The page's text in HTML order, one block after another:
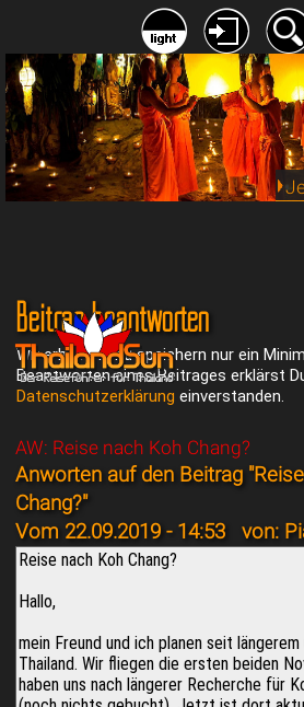
Beitrag beantworten
Wir erheben und speichern nur ein
Beantworten eines Beitrages erklärst
Datenschutzerklärung einverstanden.
AW: Reise nach Koh Chang?
Anworten auf den Beitrag
Chang?"
Vom 22.09.2019 - 14:53 von: